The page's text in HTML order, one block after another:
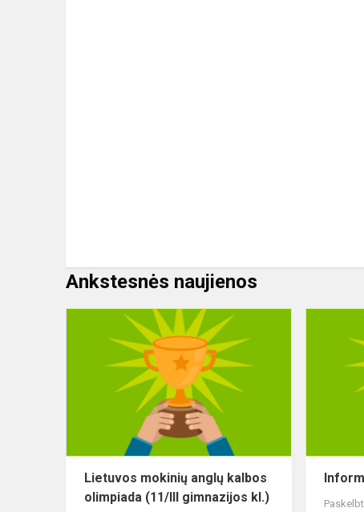
Ankstesnės naujienos
Lietuvos mokinių anglų kalbos
olimpiada (11/III gimnazijos kl.)